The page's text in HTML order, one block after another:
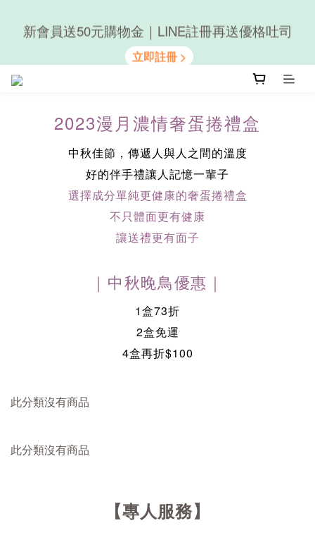
隨心享受｜貝果任選6組$899
新會員送50元購物金｜LINE註冊再送優格吐司
2023漫月濃情奢蛋捲禮盒
中秋佳節，傳遞人與人之間的溫度
好的伴手禮讓人記憶一輩子
選擇成分單純更健康的奢蛋捲禮盒
不只體面更有健康
讓送禮更有面子
｜中秋晚鳥優惠｜
1盒73折
2盒免運
4盒再折$100
此分類沒有商品
此分類沒有商品
【專人服務】